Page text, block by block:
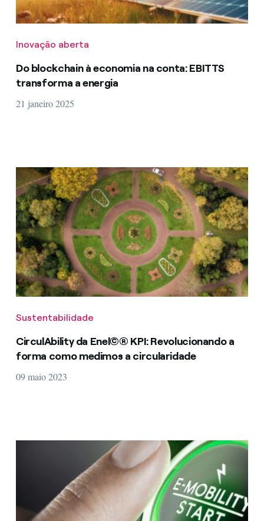
Inovação aberta
Do blockchain à economia na conta: EBITTS
transforma a energia
21 janeiro 2025
Sustentabilidade
CirculAbility da Enel©® KPI: Revolucionando a
forma como medimos a circularidade
09 maio 2023